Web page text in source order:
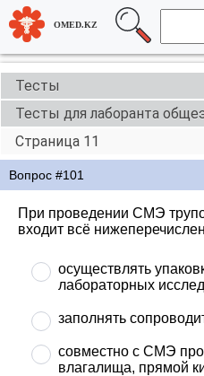
OMED.KZ
Тесты
Тесты для лаборанта
Страница 11
Вопрос #101
При проведении СМЭ
входит всё
осуществлять
лабораторных
заполнять
совместно с СМЭ
влагалища, прямой